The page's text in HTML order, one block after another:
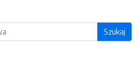
Szukaj